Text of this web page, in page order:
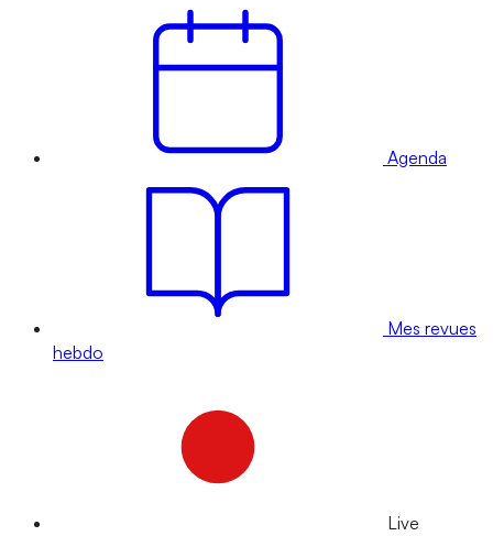
Agenda
Mes revues
hebdo
Live